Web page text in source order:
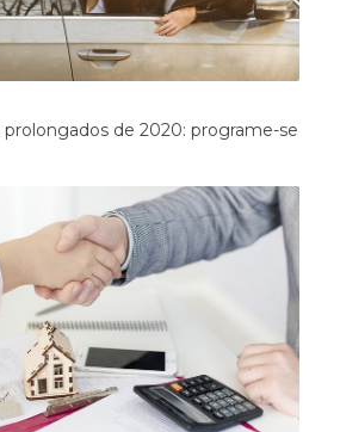
prolongados de 2020: programe-se